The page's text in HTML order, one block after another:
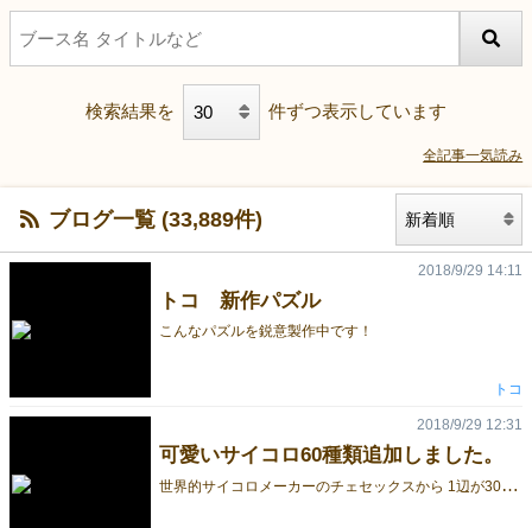
検索結果を 件ずつ表示しています
全記事一気読み
ブログ一覧 (33,889件)
トコ 新作パズル
こんなパズルを鋭意製作中です！
2018/9/29 14:11
トコ
可愛いサイコロ60種類追加しました。
世
界的サイコロメーカーのチェセックスから 1辺が30mmもある大きな6面サイコロと 1辺が50mmもある凄く大きな6面サイコロが到着しました！ 一般的なサイコロ（1辺が16mm）の倍の大きさを誇る30mmは 程よい大きさで掴み易く、 ラウンドコーナー特有の丸さから可愛いです！ そして、大きな30mmよりさらに大きい50mmはサイコロは その大きさからサイコロとしてご使用いただくより、 お部屋のインテリアとしてご利用頂く方が良いと思います。 ゲームで使用すると盤上をグチャグチャにしてしまいます…^^; 大きな30mmサイコロはこちら すごく大きな50mmサイコロはこちら ドラタコ
2018/9/29 12:31